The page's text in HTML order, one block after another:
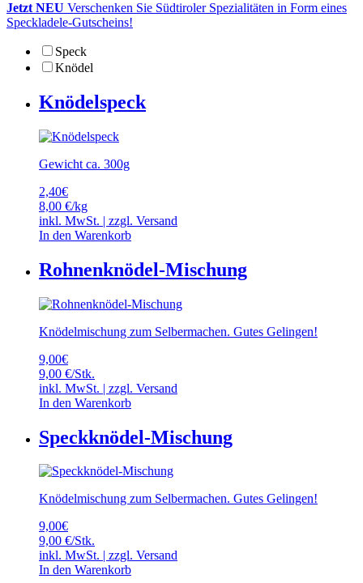
Jetzt NEU Verschenken Sie Südtiroler Spezialitäten in Form eines
Speckladele-Gutscheins!
Speck
Knödel
Knödelspeck
Gewicht ca. 300g
2,40€
8,00 €/kg
inkl. MwSt. | zzgl. Versand
In den Warenkorb
Rohnenknödel-Mischung
Knödelmischung zum Selbermachen. Gutes Gelingen!
9,00€
9,00 €/Stk.
inkl. MwSt. | zzgl. Versand
In den Warenkorb
Speckknödel-Mischung
Knödelmischung zum Selbermachen. Gutes Gelingen!
9,00€
9,00 €/Stk.
inkl. MwSt. | zzgl. Versand
In den Warenkorb